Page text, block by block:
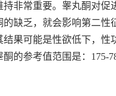
非常重要。睾丸酮对
缺乏，就会影响第二性
果可能是性欲低下，性
的参考值范围是：175-